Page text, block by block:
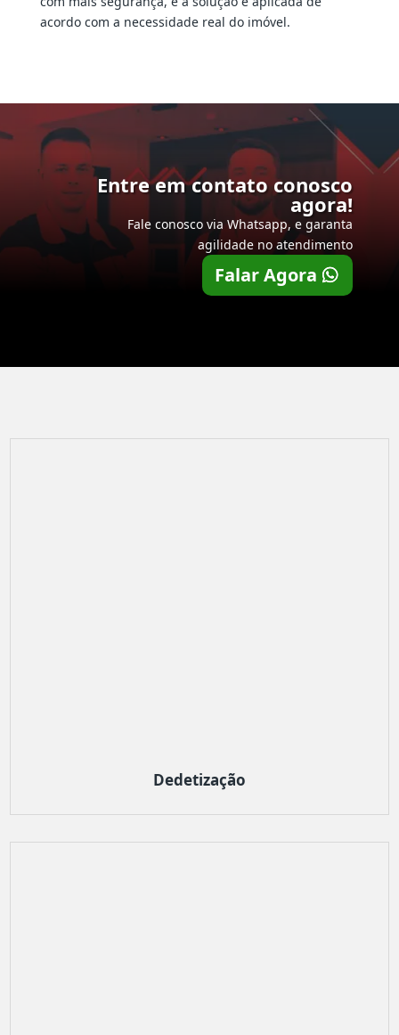
acordo com a necessidade real do imóvel.
Entre em contato conosco
agora!
Fale conosco via Whatsapp, e garanta
agilidade no atendimento
Falar Agora
Dedetização